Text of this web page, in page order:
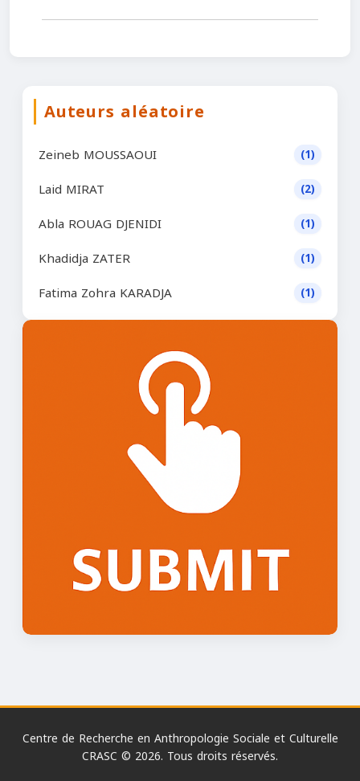
Auteurs aléatoire
Zeineb MOUSSAOUI (1)
Laid MIRAT (2)
Abla ROUAG DJENIDI (1)
Khadidja ZATER (1)
Fatima Zohra KARADJA (1)
Centre de Recherche en Anthropologie Sociale et Culturelle
CRASC © 2026. Tous droits réservés.